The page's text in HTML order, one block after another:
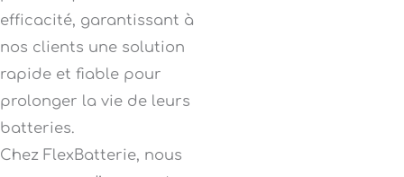
efficacité, garantissant à
nos clients une solution
rapide et fiable pour
prolonger la vie de leurs
batteries.
Chez FlexBatterie, nous